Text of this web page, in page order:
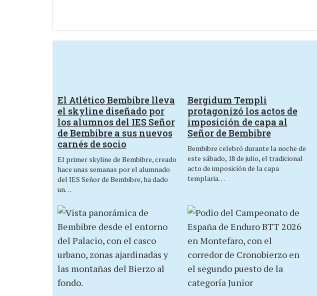
El Atlético Bembibre lleva
el skyline diseñado por
los alumnos del IES Señor
de Bembibre a sus nuevos
carnés de socio
El primer skyline de Bembibre, creado
hace unas semanas por el alumnado
del IES Señor de Bembibre, ha dado
un…
Bergidum Templi
protagonizó los actos de
imposición de capa al
Señor de Bembibre
Bembibre celebró durante la noche de
este sábado, 18 de julio, el tradicional
acto de imposición de la capa
templaria…